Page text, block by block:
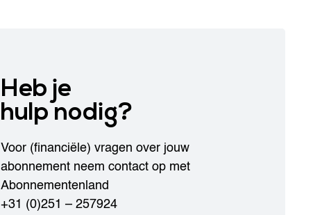
Heb je
hulp nodig?
Voor (financiële) vragen over jouw
abonnement neem contact op met
Abonnementenland
+31 (0)251 – 257924